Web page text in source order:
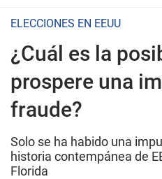
ELECCIONES EN EEUU
¿Cuál es la
prospere una
fraude?
Solo se ha habido una
historia contempánea de
Florida